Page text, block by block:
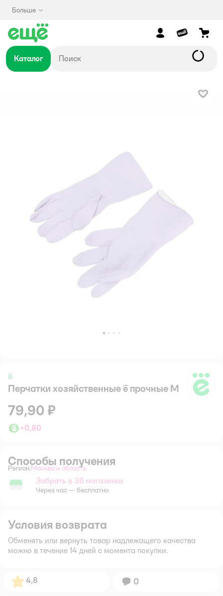
Больше
Каталог
В
ё
Перчатки хозяйственные ё прочные M
79,90 ₽
+0,80
Способы получения
Регион: Выбор адреса доставки.
Москва и область
Забрать в магазине
Забрать в 36 магазинах
Через час — бесплатно
Условия возврата
Обменять или вернуть товар надлежащего качества
можно в течение 14 дней с момента покупки.
Рейтинг:
4,8 Вопросов:
0